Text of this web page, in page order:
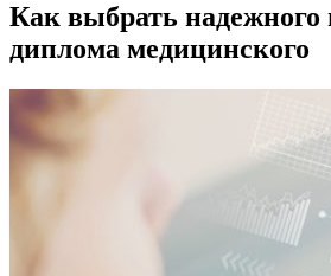
Как выбрать
диплома медицинского